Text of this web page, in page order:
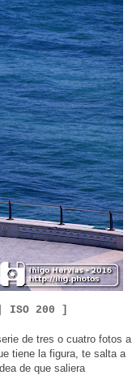
ISO 200 ]
de tres o cuatro fotos a
tiene la figura, te salta a
de que saliera